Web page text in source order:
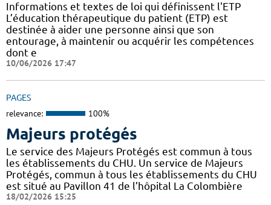
Informations et textes de loi qui définissent l'ETP
L’éducation thérapeutique du patient (ETP) est
destinée à aider une personne ainsi que son
entourage, à maintenir ou acquérir les compétences
dont e
10/06/2026 17:47
PAGES
relevance: 100%
Majeurs protégés
Le service des Majeurs Protégés est commun à tous
les établissements du CHU. Un service de Majeurs
Protégés, commun à tous les établissements du CHU
est situé au Pavillon 41 de l’hôpital La Colombière
18/02/2026 15:25